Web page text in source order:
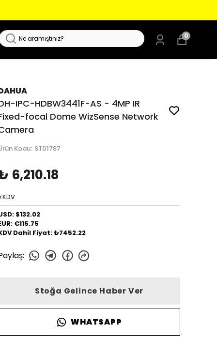
0
IPC-HDBW3441F-AS - 4MP IR
focal Dome WizSense Network
Kodu: ST01787
6,210.18
$132.02
€115.75
Dahil Fiyat: ₺7452.22
:
Stoğa Gelince Haber Ver
WHATSAPP